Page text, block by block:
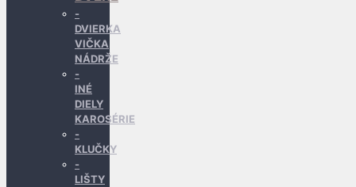
DVIERKA
VIČKA
NÁDRŽE
INÉ
DIELY
KAROSÉRIE
KLUČKY
LIŠTY